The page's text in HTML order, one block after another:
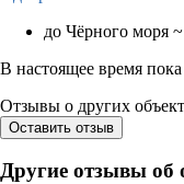
до Чёрного моря
В настоящее время
Отзывы о других
Оставить отзыв
Другие отзывы об